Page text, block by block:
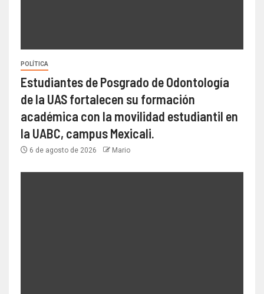
POLÍTICA
Estudiantes de Posgrado de Odontología
de la UAS fortalecen su formación
académica con la movilidad estudiantil en
la UABC, campus Mexicali.
6 de agosto de 2026 Mario